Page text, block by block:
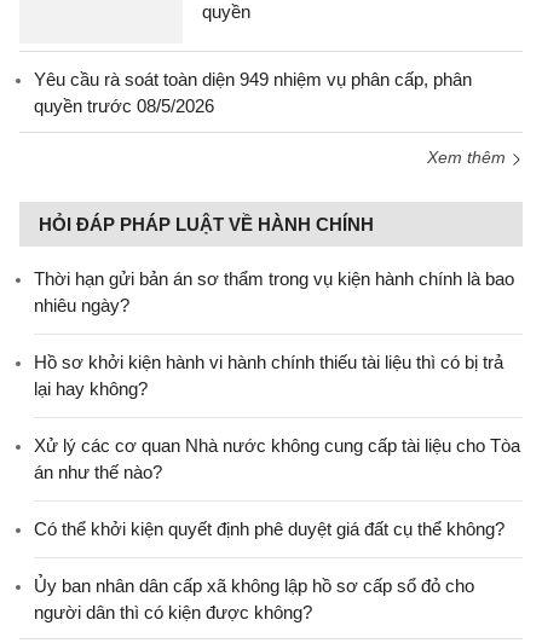
quyền
Yêu cầu rà soát toàn diện 949 nhiệm vụ phân cấp, phân
quyền trước 08/5/2026
Xem thêm
HỎI ĐÁP PHÁP LUẬT VỀ HÀNH CHÍNH
Thời hạn gửi bản án sơ thẩm trong vụ kiện hành chính là bao
nhiêu ngày?
Hồ sơ khởi kiện hành vi hành chính thiếu tài liệu thì có bị trả
lại hay không?
Xử lý các cơ quan Nhà nước không cung cấp tài liệu cho Tòa
án như thế nào?
Có thể khởi kiện quyết định phê duyệt giá đất cụ thể không?
Ủy ban nhân dân cấp xã không lập hồ sơ cấp sổ đỏ cho
người dân thì có kiện được không?